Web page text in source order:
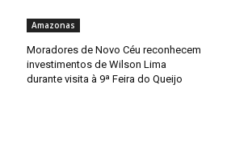
Amazonas
Moradores de Novo Céu reconhecem
investimentos de Wilson Lima
durante visita à 9ª Feira do Queijo